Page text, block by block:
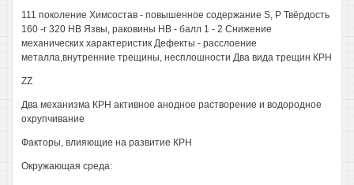
111 поколение Химсостав - повышенное содержание S, Р Твёрдость
160 -г 320 НВ Язвы, раковины НВ - балл 1 - 2 Снижение
механических характеристик Дефекты - расслоение
металла,внутренние трещины, несплошности Два вида трещин КРН
ZZ
Два механизма КРН активное анодное растворение и водородное
охрупчивание
Факторы, влияющие на развитие КРН
Окружающая среда: